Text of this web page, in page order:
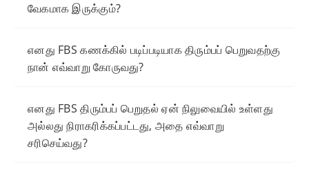
வேகமாக இருக்கும்?
எனது FBS கணக்கில் படிப்படியாக திரும்பப் பெறுவதற்கு
நான் எவ்வாறு கோருவது?
எனது FBS திரும்பப் பெறுதல் ஏன் நிலுவையில் உள்ளது
அல்லது நிராகரிக்கப்பட்டது, அதை எவ்வாறு
சரிசெய்வது?